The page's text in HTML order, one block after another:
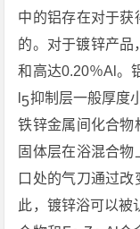
中的铝存在对于获
的。对于镀锌产品
和高达0.20％Al。
5抑制层一般厚度
铁锌金属间化合物
固体层在浴混合
口处的气刀通过改
此，镀锌浴可以被